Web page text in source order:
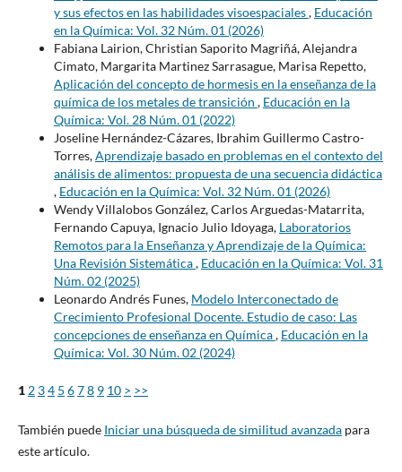
y sus efectos en las habilidades visoespaciales, Educación
en la Química: Vol. 32 Núm. 01 (2026)
Fabiana Lairion, Christian Saporito Magriñá, Alejandra
Cimato, Margarita Martinez Sarrasague, Marisa Repetto,
Aplicación del concepto de hormesis en la enseñanza de la
química de los metales de transición , Educación en la
Química: Vol. 28 Núm. 01 (2022)
Joseline Hernández-Cázares, Ibrahim Guillermo Castro-
Torres,Aprendizaje basado en problemas en el contexto del
análisis de alimentos: propuesta de una secuencia didáctica
, Educación en la Química: Vol. 32 Núm. 01 (2026)
Wendy Villalobos González, Carlos Arguedas-Matarrita,
Fernando Capuya, Ignacio Julio Idoyaga, Laboratorios
Remotos para la Enseñanza y Aprendizaje de la Química:
Una Revisión Sistemática, Educación en la Química: Vol. 31
Núm. 02 (2025)
Leonardo Andrés Funes, Modelo Interconectado de
Crecimiento Profesional Docente. Estudio de caso: Las
concepciones de enseñanza en Química, Educación en la
Química: Vol. 30 Núm. 02 (2024)
1 2 34 5 678 9 10 > >>
También puede Iniciar una búsqueda de similitud avanzadapara
este artículo.